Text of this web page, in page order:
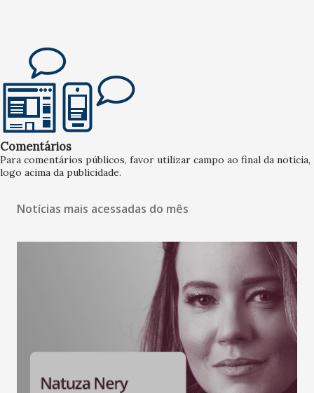
Comentários
Para comentários públicos, favor utilizar campo ao final da notícia,
logo acima da publicidade.
Notícias mais acessadas do mês